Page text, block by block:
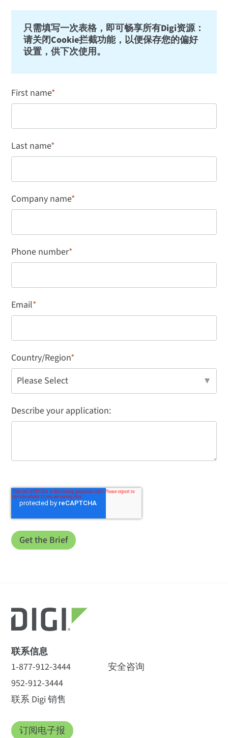
只需填写一次表格，即可畅享所有Digi资源：
请关闭Cookie拦截功能，以便保存您的偏好
设置，供下次使用。
First name*
Last name*
Company name*
Phone number*
Email*
Country/Region*
Describe your application:
联系信息
1-877-912-3444
952-912-3444
联系 Digi 销售
安全咨询
订阅电子报